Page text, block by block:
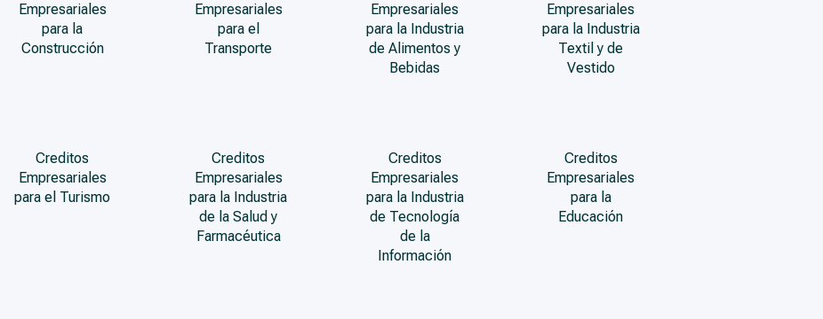
Empresariales
para la
Construcción
Empresariales
para el
Transporte
Empresariales
para la Industria
de Alimentos y
Bebidas
Empresariales
para la Industria
Textil y de
Vestido
Creditos
Empresariales
para el Turismo
Creditos
Empresariales
para la Industria
de la Salud y
Farmacéutica
Creditos
Empresariales
para la Industria
de Tecnología
de la
Información
Creditos
Empresariales
para la
Educación